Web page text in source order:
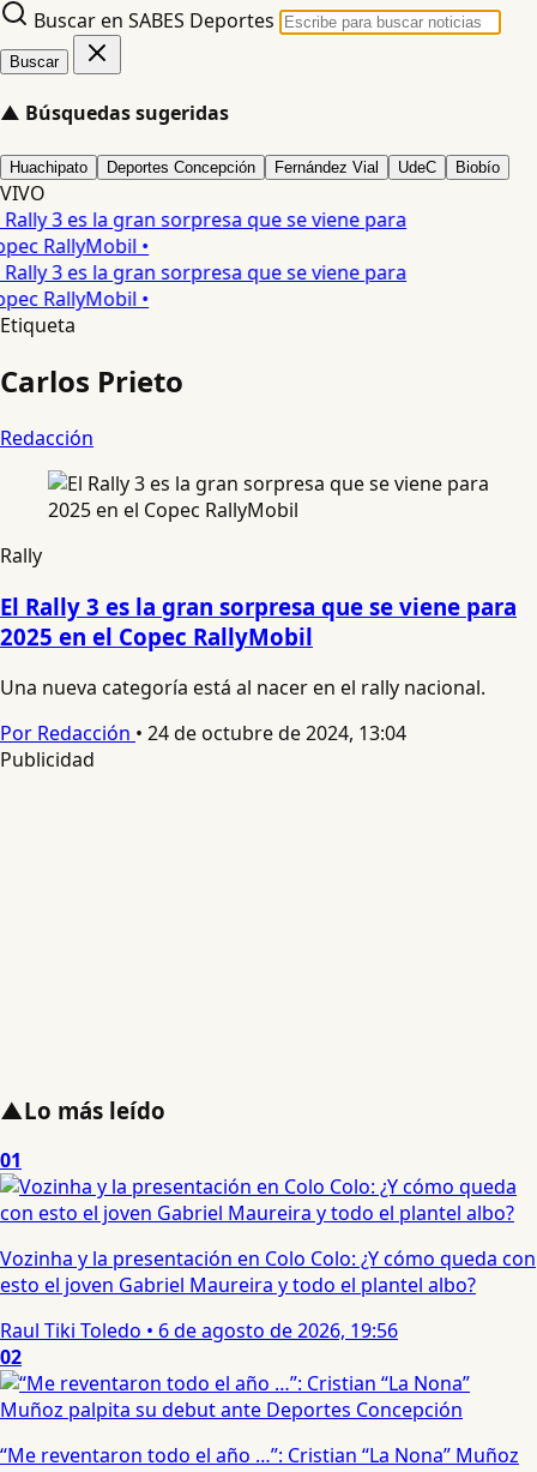
Buscar en SABES Deportes
Buscar
▲ Búsquedas sugeridas
Huachipato Deportes Concepción Fernández Vial UdeC Biobío
VIVO
Rally 3 es la gran sorpresa que se viene para
RallyMobil •
Rally 3 es la gran sorpresa que se viene para
RallyMobil •
Etiqueta
Carlos Prieto
Redacción
Rally
El Rally 3 es la gran sorpresa que se viene para
2025 en el Copec RallyMobil
Una nueva categoría está al nacer en el rally nacional.
Por Redacción • 24 de octubre de 2024, 13:04
Publicidad
▲Lo más leído
01
Vozinha y la presentación en Colo Colo: ¿Y cómo queda con
esto el joven Gabriel Maureira y todo el plantel albo?
Raul Tiki Toledo • 6 de agosto de 2026, 19:56
02
“Me reventaron todo el año …”: Cristian “La Nona” Muñoz